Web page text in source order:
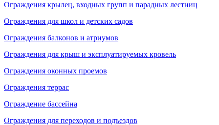
Ограждения крылец, входных групп и парадных лестниц
Ограждения для школ и детских садов
Ограждения балконов и атриумов
Ограждения для крыш и эксплуатируемых кровель
Ограждения оконных проемов
Ограждения террас
Ограждение бассейна
Ограждения для переходов и подъездов